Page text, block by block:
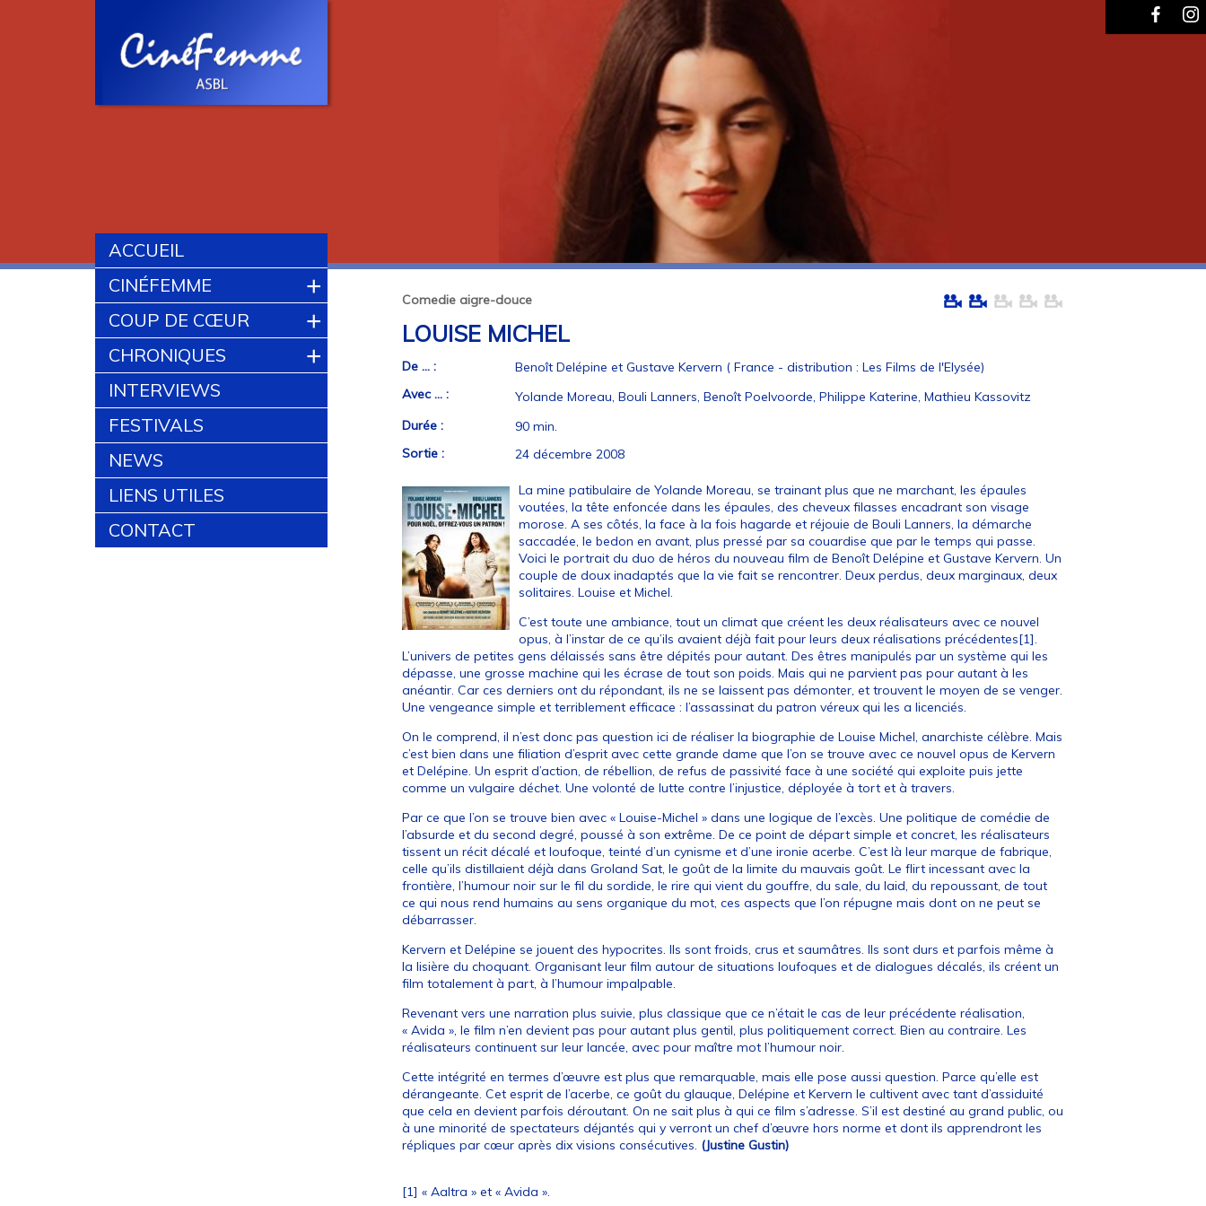
ACCUEIL
CINÉFEMME
+
COUP DE CŒUR +
CHRONIQUES +
INTERVIEWS
FESTIVALS
NEWS
LIENS UTILES
CONTACT
Comedie aigre-douce
LOUISE MICHEL
De ... :
Benoît Delépine et Gustave Kervern ( France - distribution : Les Films de l'Elysée)
Avec ... :
Yolande Moreau, Bouli Lanners, Benoît Poelvoorde, Philippe Katerine, Mathieu Kassovitz
Durée :
90 min.
Sortie :
24 décembre 2008
La mine patibulaire de Yolande Moreau, se trainant plus que ne marchant, les épaules
voutées, la tête enfoncée dans les épaules, des cheveux filasses encadrant son visage
morose. A ses côtés, la face à la fois hagarde et réjouie de Bouli Lanners, la démarche
saccadée, le bedon en avant, plus pressé par sa couardise que par le temps qui passe.
Voici le portrait du duo de héros du nouveau film de Benoît Delépine et Gustave Kervern. Un
couple de doux inadaptés que la vie fait se rencontrer. Deux perdus, deux marginaux, deux
solitaires. Louise et Michel.
C’est toute une ambiance, tout un climat que créent les deux réalisateurs avec ce nouvel
opus, à l’instar de ce qu’ils avaient déjà fait pour leurs deux réalisations précédentes[1].
L’univers de petites gens délaissés sans être dépités pour autant. Des êtres manipulés par un système qui les
dépasse, une grosse machine qui les écrase de tout son poids. Mais qui ne parvient pas pour autant à les
anéantir. Car ces derniers ont du répondant, ils ne se laissent pas démonter, et trouvent le moyen de se venger.
Une vengeance simple et terriblement efficace : l’assassinat du patron véreux qui les a licenciés.
On le comprend, il n’est donc pas question ici de réaliser la biographie de Louise Michel, anarchiste célèbre. Mais
c’est bien dans une filiation d’esprit avec cette grande dame que l’on se trouve avec ce nouvel opus de Kervern
et Delépine. Un esprit d’action, de rébellion, de refus de passivité face à une société qui exploite puis jette
comme un vulgaire déchet. Une volonté de lutte contre l’injustice, déployée à tort et à travers.
Par ce que l’on se trouve bien avec « Louise-Michel » dans une logique de l’excès. Une politique de comédie de
l’absurde et du second degré, poussé à son extrême. De ce point de départ simple et concret, les réalisateurs
tissent un récit décalé et loufoque, teinté d’un cynisme et d’une ironie acerbe. C’est là leur marque de fabrique,
celle qu’ils distillaient déjà dans Groland Sat, le goût de la limite du mauvais goût. Le flirt incessant avec la
frontière, l’humour noir sur le fil du sordide, le rire qui vient du gouffre, du sale, du laid, du repoussant, de tout
ce qui nous rend humains au sens organique du mot, ces aspects que l’on répugne mais dont on ne peut se
débarrasser.
Kervern et Delépine se jouent des hypocrites. Ils sont froids, crus et saumâtres. Ils sont durs et parfois même à
la lisière du choquant. Organisant leur film autour de situations loufoques et de dialogues décalés, ils créent un
film totalement à part, à l’humour impalpable.
Revenant vers une narration plus suivie, plus classique que ce n’était le cas de leur précédente réalisation,
« Avida », le film n’en devient pas pour autant plus gentil, plus politiquement correct. Bien au contraire. Les
réalisateurs continuent sur leur lancée, avec pour maître mot l’humour noir.
Cette intégrité en termes d’œuvre est plus que remarquable, mais elle pose aussi question. Parce qu’elle est
dérangeante. Cet esprit de l’acerbe, ce goût du glauque, Delépine et Kervern le cultivent avec tant d’assiduité
que cela en devient parfois déroutant. On ne sait plus à qui ce film s’adresse. S’il est destiné au grand public, ou
à une minorité de spectateurs déjantés qui y verront un chef d’œuvre hors norme et dont ils apprendront les
répliques par cœur après dix visions consécutives. (Justine Gustin)
[1] « Aaltra » et « Avida ».